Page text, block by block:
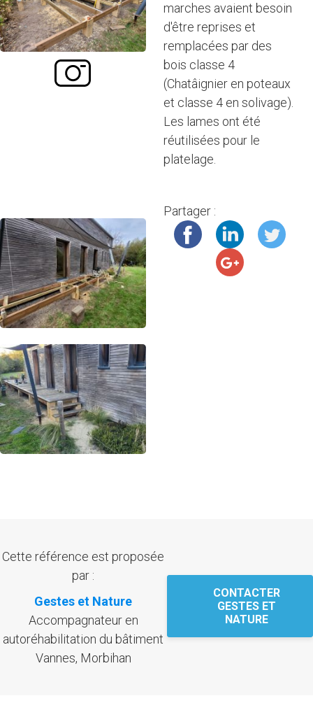
marches avaient besoin
d'être reprises et
remplacées par des
bois classe 4
(Chatâignier en poteaux
et classe 4 en solivage).
Les lames ont été
réutilisées pour le
platelage.
Partager :
Cette référence est proposée
par :
Gestes et Nature
Accompagnateur en
autoréhabilitation du bâtiment
Vannes, Morbihan
CONTACTER
GESTES ET
NATURE